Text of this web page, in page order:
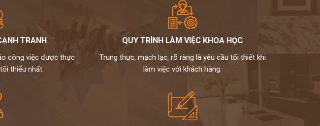
TRANH
công việc được thực
thiểu nhất.
QUY TRÌNH LÀM VIỆC KHOA HỌC
Trung thực, mạch lạc, rõ ràng là yêu cầu tối thiết khi
làm việc với khách hàng.